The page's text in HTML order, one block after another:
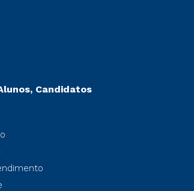
Candidatos